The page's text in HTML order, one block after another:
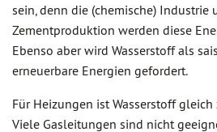
sein, denn die (chemische) Industrie
Zementproduktion werden diese
Ebenso aber wird Wasserstoff als
erneuerbare Energien gefordert.
Für Heizungen ist Wasserstoff
Viele Gasleitungen sind nicht